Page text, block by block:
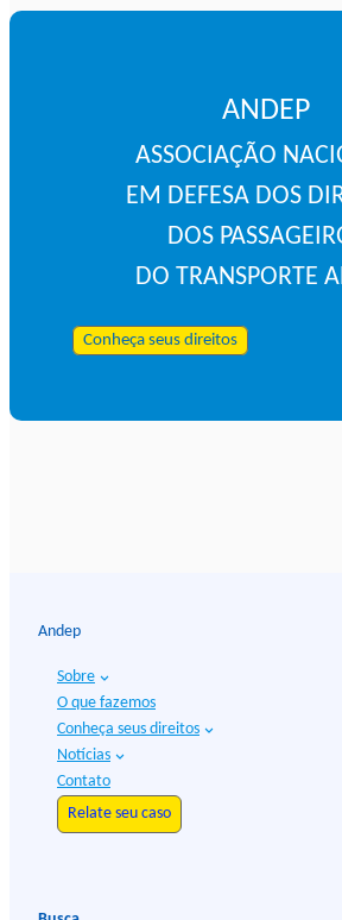
ANDEP
ASSOCIAÇÃO
EM DEFESA DOS
DOS
DO TRANSPORTE
Conheça seus direitos
Andep
Sobre
O que fazemos
Conheça seus direitos
Notícias
Contato
Relate seu caso